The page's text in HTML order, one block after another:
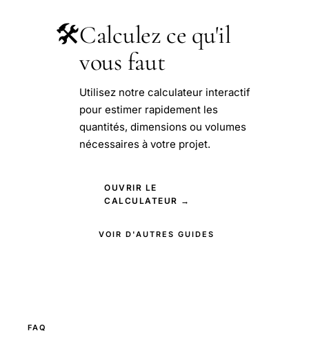
🛠️Calculez ce qu'il
vous faut
Utilisez notre calculateur interactif
pour estimer rapidement les
quantités, dimensions ou volumes
nécessaires à votre projet.
OUVRIR LE
CALCULATEUR →
VOIR D'AUTRES GUIDES
FAQ